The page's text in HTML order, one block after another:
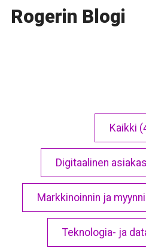
Rogerin Blogi
Kaikki
Digitaalinen
Markkinoinnin ja
Teknologia- ja